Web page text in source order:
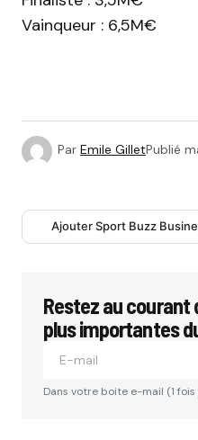
Vainqueur : 6,5M€
Par Emile GilletPublié
Ajouter Sport Buzz
Restez au courant
plus importantes
Dans votre boite e-mail (1